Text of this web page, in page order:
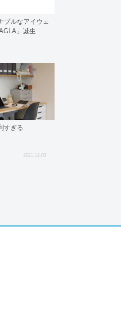
ブルなアイウェ
」誕生
すぎる
2021.12.03